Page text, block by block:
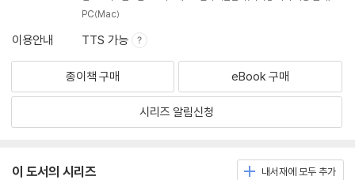
PC(Mac)
이용안내 TTS 가능
종이책 구매 eBook 구매
시리즈 알림신청
이 도서의 시리즈 내서재에 모두 추가